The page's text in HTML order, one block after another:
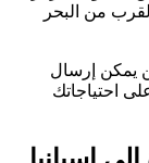
من البحر
يمكن إرسال
احتياجاتك